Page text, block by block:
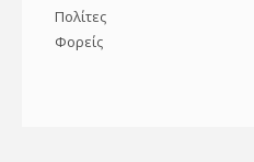
Πολίτες
Φορείς